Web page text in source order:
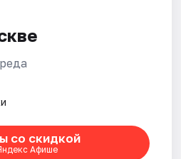
со скидкой
Афише